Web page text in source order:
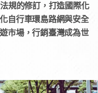
規的修訂，打造國際化
自行車環島路網與安全
市場，行銷臺灣成為世